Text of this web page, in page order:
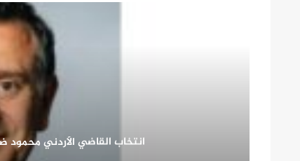
صاحب السمو الأمير الشيخ مشعل الأحمد
شريك أساسي